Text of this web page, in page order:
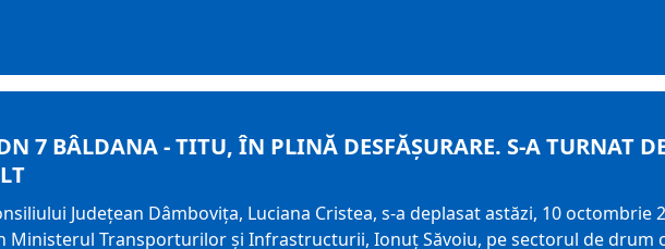
7 BÂLDANA - TITU, ÎN PLINĂ DESFĂȘURARE. S-A TURNAT
Județean Dâmbovița, Luciana Cristea, s-a deplasat astăzi, 10 octombrie
Ministerul Transporturilor și Infrastructurii, Ionuț Săvoiu, pe sectorul de drum